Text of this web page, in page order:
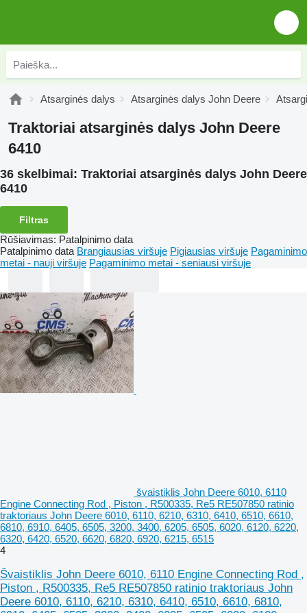
Atsarginės dalys Atsarginės dalys John Deere
Traktoriai atsarginės dalys John Deere
6410
36 skelbimai: Traktoriai atsarginės dalys John Deere
6410
Filtras
Rūšiavimas: Patalpinimo data
Patalpinimo data Brangiausias viršuje Pigiausias viršuje Pagaminimo
metai - nauji viršuje Pagaminimo metai - seniausi viršuje
švaistiklis John Deere 6010, 6110
Engine Connecting Rod , Piston , R500335, Re5 RE507850 ratinio
traktoriaus John Deere 6010, 6110, 6210, 6310, 6410, 6510, 6610,
6810, 6910, 6405, 6505, 3200, 3400, 6205, 6505, 6020, 6120, 6220,
6320, 6420, 6520, 6620, 6820, 6920, 6215, 6515
4
Švaistiklis John Deere 6010, 6110 Engine Connecting Rod ,
Piston , R500335, Re5 RE507850 ratinio traktoriaus John
Deere 6010, 6110, 6210, 6310, 6410, 6510, 6610, 6810,